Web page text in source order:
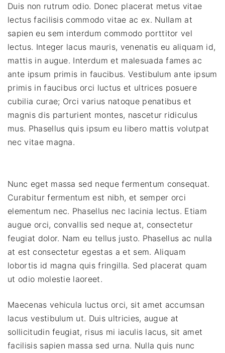
Duis non rutrum odio. Donec placerat metus vitae
lectus facilisis commodo vitae ac ex. Nullam at
sapien eu sem interdum commodo porttitor vel
lectus. Integer lacus mauris, venenatis eu aliquam id,
mattis in augue. Interdum et malesuada fames ac
ante ipsum primis in faucibus. Vestibulum ante ipsum
primis in faucibus orci luctus et ultrices posuere
cubilia curae; Orci varius natoque penatibus et
magnis dis parturient montes, nascetur ridiculus
mus. Phasellus quis ipsum eu libero mattis volutpat
nec vitae magna.
Nunc eget massa sed neque fermentum consequat.
Curabitur fermentum est nibh, et semper orci
elementum nec. Phasellus nec lacinia lectus. Etiam
augue orci, convallis sed neque at, consectetur
feugiat dolor. Nam eu tellus justo. Phasellus ac nulla
at est consectetur egestas a et sem. Aliquam
lobortis id magna quis fringilla. Sed placerat quam
ut odio molestie laoreet.
Maecenas vehicula luctus orci, sit amet accumsan
lacus vestibulum ut. Duis ultricies, augue at
sollicitudin feugiat, risus mi iaculis lacus, sit amet
facilisis sapien massa sed urna. Nulla quis nunc